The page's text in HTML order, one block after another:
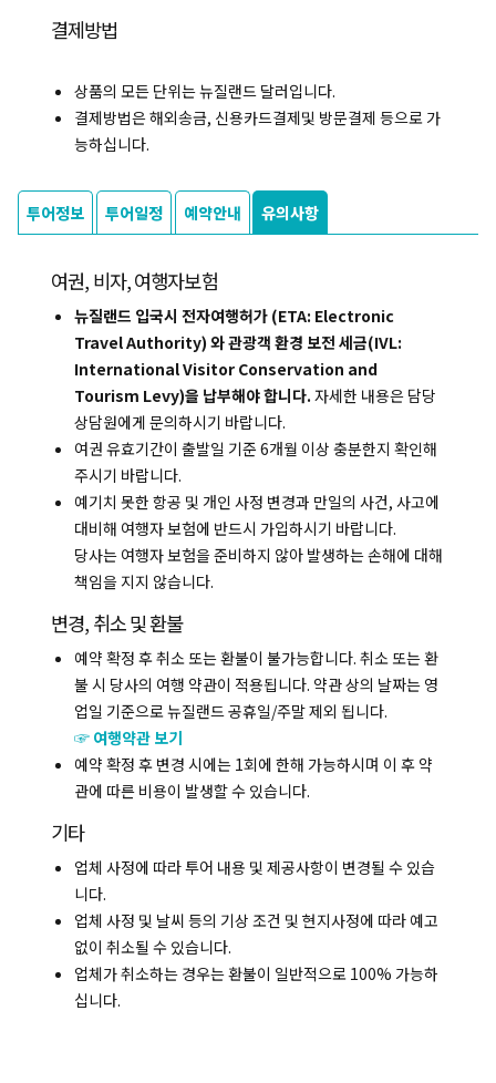
결제방법
상품의 모든 단위는 뉴질랜드 달러입니다.
결제방법은 해외송금, 신용카드결제및 방문결제 등으로 가
능하십니다.
투어정보 투어일정 예약안내 유의사항
여권, 비자, 여행자보험
뉴질랜드 입국시 전자여행허가 (ETA: Electronic
Travel Authority) 와 관광객 환경 보전 세금(IVL:
International Visitor Conservation and
Tourism Levy)을 납부해야 합니다. 자세한 내용은 담당
상담원에게 문의하시기 바랍니다.
여권 유효기간이 출발일 기준 6개월 이상 충분한지 확인해
주시기 바랍니다.
예기치 못한 항공 및 개인 사정 변경과 만일의 사건, 사고에
대비해 여행자 보험에 반드시 가입하시기 바랍니다.
당사는 여행자 보험을 준비하지 않아 발생하는 손해에 대해
책임을 지지 않습니다.
변경, 취소 및 환불
예약 확정 후 취소 또는 환불이 불가능합니다. 취소 또는 환
불 시 당사의 여행 약관이 적용됩니다. 약관 상의 날짜는 영
업일 기준으로 뉴질랜드 공휴일/주말 제외 됩니다.
☞ 여행약관 보기
예약 확정 후 변경 시에는 1회에 한해 가능하시며 이 후 약
관에 따른 비용이 발생할 수 있습니다.
기타
업체 사정에 따라 투어 내용 및 제공사항이 변경될 수 있습
니다.
업체 사정 및 날씨 등의 기상 조건 및 현지사정에 따라 예고
없이 취소될 수 있습니다.
업체가 취소하는 경우는 환불이 일반적으로 100% 가능하
십니다.
복사하기